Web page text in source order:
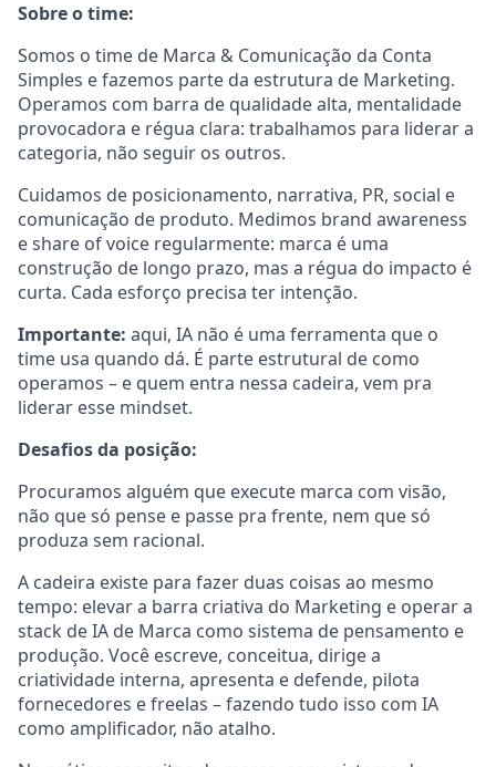
Sobre o time:
Somos o time de Marca & Comunicação da Conta
Simples e fazemos parte da estrutura de Marketing.
Operamos com barra de qualidade alta, mentalidade
provocadora e régua clara: trabalhamos para liderar a
categoria, não seguir os outros.
Cuidamos de posicionamento, narrativa, PR, social e
comunicação de produto. Medimos brand awareness
e share of voice regularmente: marca é uma
construção de longo prazo, mas a régua do impacto é
curta. Cada esforço precisa ter intenção.
Importante: aqui, IA não é uma ferramenta que o
time usa quando dá. É parte estrutural de como
operamos – e quem entra nessa cadeira, vem pra
liderar esse mindset.
Desafios da posição:
Procuramos alguém que execute marca com visão,
não que só pense e passe pra frente, nem que só
produza sem racional.
A cadeira existe para fazer duas coisas ao mesmo
tempo: elevar a barra criativa do Marketing e operar a
stack de IA de Marca como sistema de pensamento e
produção. Você escreve, conceitua, dirige a
criatividade interna, apresenta e defende, pilota
fornecedores e freelas – fazendo tudo isso com IA
como amplificador, não atalho.